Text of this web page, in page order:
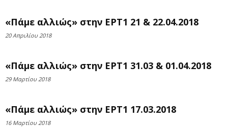
«Πάμε αλλιώς» στην ΕΡΤ1 21 & 22.04.2018
20 Απριλίου 2018
«Πάμε αλλιώς» στην ΕΡΤ1 31.03 & 01.04.2018
29 Μαρτίου 2018
«Πάμε αλλιώς» στην ΕΡΤ1 17.03.2018
16 Μαρτίου 2018